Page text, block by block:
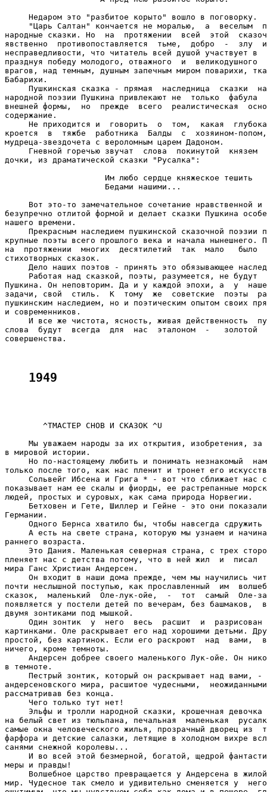
1949
        ^TМАСТЕР СНОВ И СКАЗОК ^U
Мы уважаем народы за их открытия, изобретения, за
в мировой истории.
Но по-настоящему любить и понимать незнакомый
только после того, как нас пленит и тронет его
Сольвейг Ибсена и Грига * - вот что сближает нас
показывает нам ее скалы и фиорды, ее растрепанные
людей, простых и суровых, как сама природа Норвегии.
Бетховен и Гете, Шиллер и Гейне - это они
Германии.
Одного Бернса хватило бы, чтобы навсегда сдружить
А есть на свете страна, которую мы узнаем и
раннего возраста.
Это Дания. Маленькая северная страна, с трех
пленяет нас с детства потому, что в ней жил  и  писал
мира Ганс Христиан Андерсен.
Он входит в наши дома прежде, чем мы научились
почти неслышной поступью, как прославленный  им
сказок,  маленький  Оле-лук-ойе,  -  тот  самый  Оле-
появляется у постели детей по вечерам, без башмаков,
двумя зонтиками под мышкой.
Один зонтик  у  него  весь  расшит  и  разрисован
картинками. Оле раскрывает его над хорошими детьми.
простой, без картинок. Если его раскроют  над  вами,
ничего, кроме темноты.
Андерсен добрее своего маленького Лук-ойе. Он
в темноте.
Пестрый зонтик, который он раскрывает над вами, -
андерсеновского мира, расшитое чудесными,
рассматривав без конца.
     Чего только тут нет!
Эльфы и тролли народной сказки, крошечная девочка
на белый свет из тюльпана, печальная  маленькая
самые окна человеческого жилья, прозрачный дворец из
фарфора и детские салазки, летящие в холодном вихре
санями снежной королевы...
И во всей этой безмерной, богатой, щедрой
меры и правды!
Волшебное царство превращается у Андерсена в
мир. Чудесное так смело и удивительно сменяется у